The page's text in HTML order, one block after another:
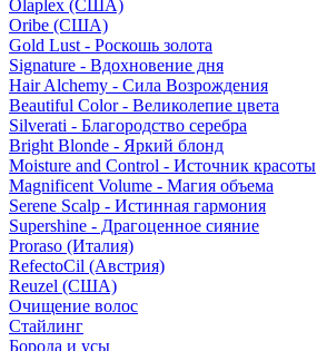
Olaplex (США)
Oribe (США)
Gold Lust - Роскошь золота
Signature - Вдохновение дня
Hair Alchemy - Сила Возрождения
Beautiful Color - Великолепие цвета
Silverati - Благородство серебра
Bright Blonde - Яркий блонд
Moisture and Control - Источник красоты
Magnificent Volume - Магия объема
Serene Scalp - Истинная гармония
Supershine - Драгоценное сияние
Proraso (Италия)
RefectoCil (Австрия)
Reuzel (США)
Очищение волос
Стайлинг
Борода и усы